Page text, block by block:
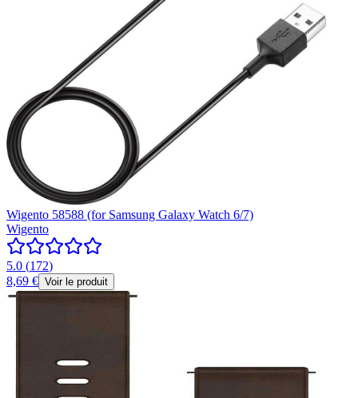
Wigento 58588 (for Samsung Galaxy Watch 6/7)
Wigento
5.0 (172)
8,69 € Voir le produit